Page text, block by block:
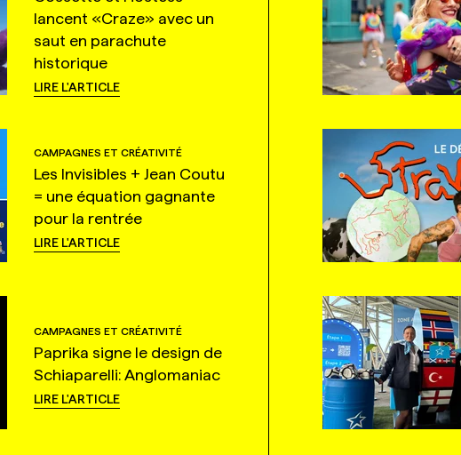
lancent «Craze» avec un
saut en parachute
historique
LIRE L'ARTICLE
CAMPAGNES ET CRÉATIVITÉ
Les Invisibles + Jean Coutu
= une équation gagnante
pour la rentrée
LIRE L'ARTICLE
CAMPAGNES ET CRÉATIVITÉ
Paprika signe le design de
Schiaparelli: Anglomaniac
LIRE L'ARTICLE